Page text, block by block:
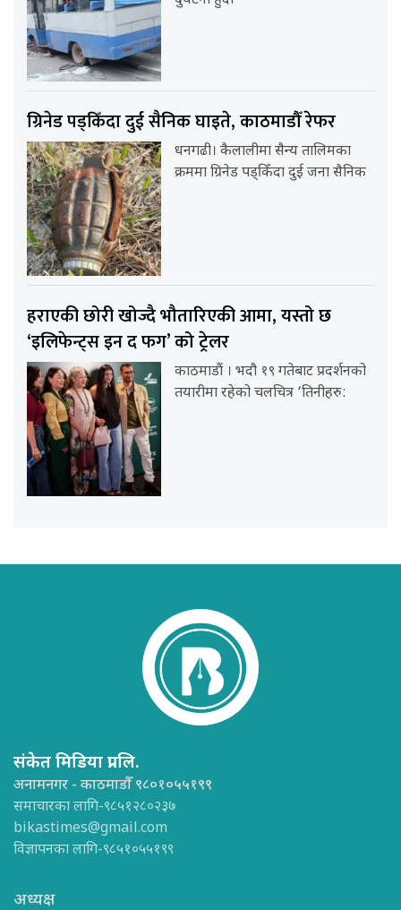
ग्रिनेड पड्किँदा दुई सैनिक घाइते, काठमाडौँ रेफर
धनगढी। कैलालीमा सैन्य तालिमका
क्रममा ग्रिनेड पड्किँदा दुई जना सैनिक
हराएकी छोरी खोज्दै भौतारिएकी आमा, यस्तो छ
‘इलिफेन्ट्स इन द फग’ को ट्रेलर
काठमाडौं । भदौ १९ गतेबाट प्रदर्शनको
तयारीमा रहेको चलचित्र ‘तिनीहरु:
संकेत मिडिया प्रा.लि.
अनामनगर - काठमाडौँ ९८०१०५५१९९
समाचारका लागि-९८५१२८०२३७
bikastimes@gmail.com
विज्ञापनका लागि-९८५१०५५१९९
अध्यक्ष